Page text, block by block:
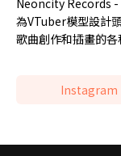
Neoncity Records -
為VTuber模型設計
歌曲創作和插畫的
Instagram